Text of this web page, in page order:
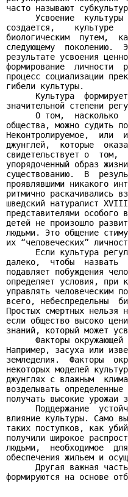
часто называют
Усвоение  культуры
создается,    культуре
биологическим  путем,
следующему  поколению.
результате усвоения
формирование  личности
процесс социализации
гибели культуры.
Культура
значительной степени
О том,  насколько
общества, можно судить
Неконтролируемое,  или
джунглей,  которые
свидетельствует о  том,
упорядоченный образ
существованию.  В
проявлявшими никакого
ритмично
шведский натуралист
представителями
детей не произошло
людьми. Это общение
их “человеческих”
Если культура
далеко,  чтобы  назвать
подавляет побуждения
определяет условия, при
управлять человеческим
всего, небеспредельны
Простых смертных
если общество высоко
знаний, который может
Факторы окружающей
Например, засуха или
земледелия.  Факторы
некоторых моделей
джунглях с влажным
возделывать
получать высокие урожаи
Поддержание
влияние культуры. Само
таких поступков, как
получили широкое
людьми,  необходимое
обеспечения жильем и
Другая важная
формируются на основе